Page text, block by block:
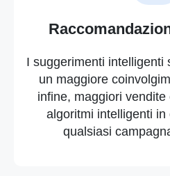
I suggerimenti intelligenti
un maggiore
infine, maggiori
algoritmi intelligenti
qualsiasi